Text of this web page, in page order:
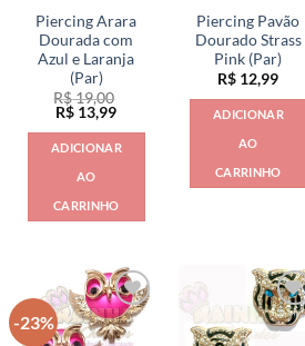
Piercing Arara
Dourada com
Azul e Laranja
(Par)
R$19,00
O
original
era:
R$ 19,00.
R$ 13,99O
atual
é:
ADICIONAR
AO
CARRINHO
Piercing Pavão
Dourado Strass
Pink (Par)
R$ 12,99
ADICIONAR
AO
CARRINHO
-23%